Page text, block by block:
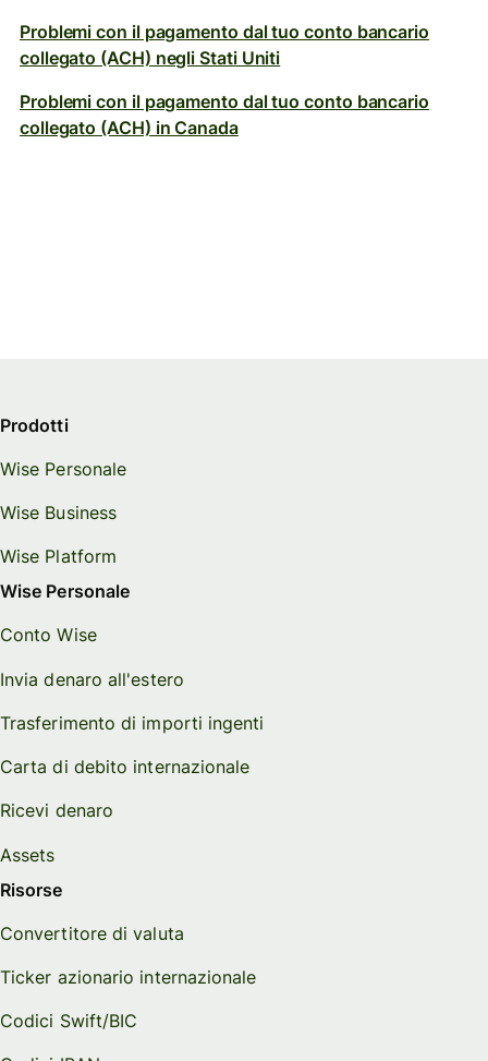
Problemi con il pagamento dal tuo conto bancario
collegato (ACH) negli Stati Uniti
Problemi con il pagamento dal tuo conto bancario
collegato (ACH) in Canada
Prodotti
Wise Personale
Wise Business
Wise Platform
Wise Personale
Conto Wise
Invia denaro all'estero
Trasferimento di importi ingenti
Carta di debito internazionale
Ricevi denaro
Assets
Risorse
Convertitore di valuta
Ticker azionario internazionale
Codici Swift/BIC